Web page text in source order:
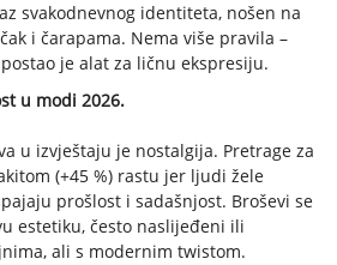
svakodnevnog identiteta, nošen na
i čarapama. Nema više pravila –
je alat za ličnu ekspresiju.
u modi 2026.
u izvještaju je nostalgija. Pretrage za
(+45 %) rastu jer ljudi žele
prošlost i sadašnjost. Broševi se
estetiku, često naslijeđeni ili
ali s modernim twistom.